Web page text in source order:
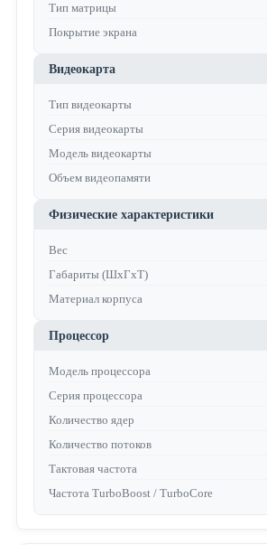
Тип матрицы
Покрытие экрана
Видеокарта
Тип видеокарты
Серия видеокарты
Модель видеокарты
Объем видеопамяти
Физические характеристики
Вес
Габариты (ШхГхТ)
Материал корпуса
Процессор
Модель процессора
Серия процессора
Количество ядер
Количество потоков
Тактовая частота
Частота TurboBoost / TurboCore